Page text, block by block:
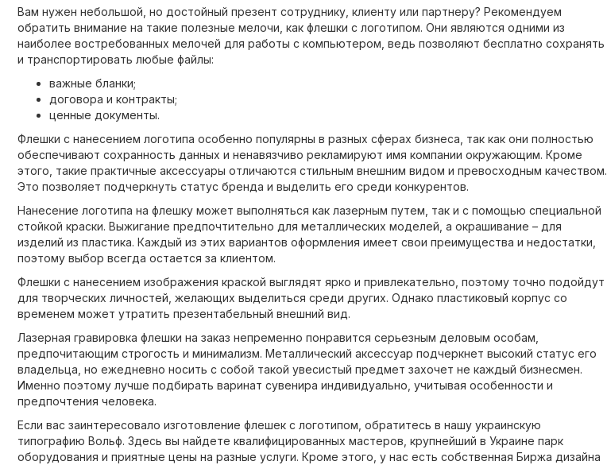
Вам нужен небольшой, но достойный презент сотруднику, клиенту или партнеру? Рекомендуем
обратить внимание на такие полезные мелочи, как флешки с логотипом. Они являются одними из
наиболее востребованных мелочей для работы с компьютером, ведь позволяют бесплатно сохранять
и транспортировать любые файлы:
важные бланки;
договора и контракты;
ценные документы.
Флешки с нанесением логотипа особенно популярны в разных сферах бизнеса, так как они полностью
обеспечивают сохранность данных и ненавязчиво рекламируют имя компании окружающим. Кроме
этого, такие практичные аксессуары отличаются стильным внешним видом и превосходным качеством.
Это позволяет подчеркнуть статус бренда и выделить его среди конкурентов.
Нанесение логотипа на флешку может выполняться как лазерным путем, так и с помощью специальной
стойкой краски. Выжигание предпочтительно для металлических моделей, а окрашивание – для
изделий из пластика. Каждый из этих вариантов оформления имеет свои преимущества и недостатки,
поэтому выбор всегда остается за клиентом.
Флешки с нанесением изображения краской выглядят ярко и привлекательно, поэтому точно подойдут
для творческих личностей, желающих выделиться среди других. Однако пластиковый корпус со
временем может утратить презентабельный внешний вид.
Лазерная гравировка флешки на заказ непременно понравится серьезным деловым особам,
предпочитающим строгость и минимализм. Металлический аксессуар подчеркнет высокий статус его
владельца, но ежедневно носить с собой такой увесистый предмет захочет не каждый бизнесмен.
Именно поэтому лучше подбирать варинат сувенира индивидуально, учитывая особенности и
предпочтения человека.
Если вас заинтересовало изготовление флешек с логотипом, обратитесь в нашу украинскую
типографию Вольф. Здесь вы найдете квалифицированных мастеров, крупнейший в Украине парк
оборудования и приятные цены на разные услуги. Кроме этого, у нас есть собственная Биржа дизайна